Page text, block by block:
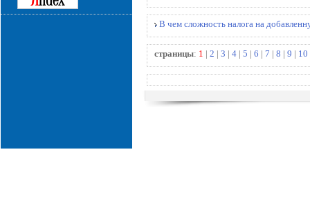
В чем сложность налога на
страницы: 1 | 2 | 3 | 4 | 5 | 6 | 7 | 8 | 9 | 10